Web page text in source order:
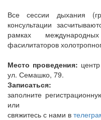
Все сессии дыхания
консультации
рамках
фасилитаторов
Место проведения:
ул. Семашко, 79.
Записаться:
заполните
или
свяжитесь с нами в